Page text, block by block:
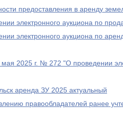
предоставления в аренду
электронного аукциона по
электронного аукциона по
2025 г. № 272 "О проведении
аренда ЗУ 2025 актуальный
правообладателей ранее